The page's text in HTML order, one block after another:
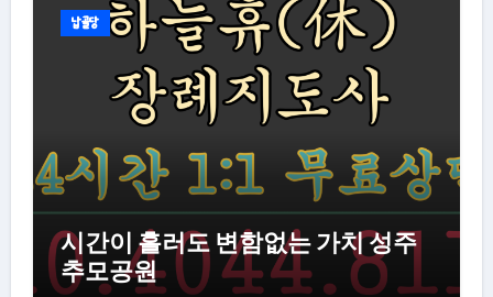
납골당
시간이 흘러도 변함없는 가치 성주
추모공원